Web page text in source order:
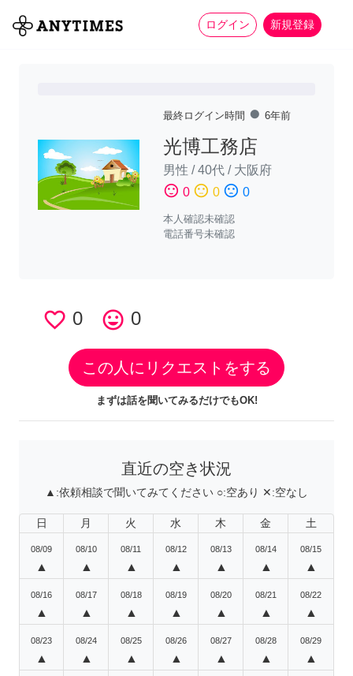
ログイン 新規登録
全て 家事 more_horiz
最終ログイン時間 fiber_manual_record 6年前
光博工務店
男性 /40代 / 大阪府
sentiment_satisfied 0 sentiment_neutral 0 sentiment_dissatisfied 0
本人確認未確認
電話番号未確認
favorite_border 0 tag_faces 0
この人にリクエストをする
まずは話を聞いてみるだけでもOK!
直近の空き状況
▲:依頼相談で聞いてみてください ○:空あり ✕:空なし
日 月 火 水 木 金 土
08/09
▲
08/10
▲
08/11
▲
08/12
▲
08/13
▲
08/14
▲
08/15
▲
08/16
▲
08/17
▲
08/18
▲
08/19
▲
08/20
▲
08/21
▲
08/22
▲
08/23
▲
08/24
▲
08/25
▲
08/26
▲
08/27
▲
08/28
▲
08/29
▲